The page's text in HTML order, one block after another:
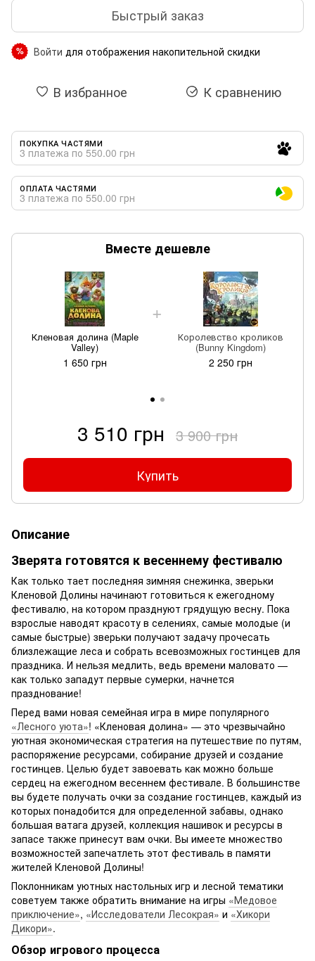
Быстрый заказ
% Войти для отображения накопительной скидки
В избранное К сравнению
ПОКУПКА ЧАСТЯМИ
3 платежа по 550.00 грн
ОПЛАТА ЧАСТЯМИ
3 платежа по 550.00 грн
Вместе дешевле
Кленовая долина (Maple
Valley)
1 650 грн
Королевство кроликов
(Bunny Kingdom)
2 250 грн
3 510 грн 3 900 грн
Купить
Описание
Зверята готовятся к весеннему фестивалю
Как только тает последняя зимняя снежинка, зверьки
Кленовой Долины начинают готовиться к ежегодному
фестивалю, на котором празднуют грядущую весну. Пока
взрослые наводят красоту в селениях, самые молодые (и
самые быстрые) зверьки получают задачу прочесать
близлежащие леса и собрать всевозможных гостинцев для
праздника. И нельзя медлить, ведь времени маловато —
как только западут первые сумерки, начнется
празднование!
Перед вами новая семейная игра в мире популярного
«Лесного уюта»! «Кленовая долина» — это чрезвычайно
уютная экономическая стратегия на путешествие по путям,
распоряжение ресурсами, собирание друзей и создание
гостинцев. Целью будет завоевать как можно больше
сердец на ежегодном весеннем фестивале. В большинстве
вы будете получать очки за создание гостинцев, каждый из
которых понадобится для определенной забавы, однако
большая ватага друзей, коллекция нашивок и ресурсы в
запасе также принесут вам очки. Вы имеете множество
возможностей запечатлеть этот фестиваль в памяти
жителей Кленовой Долины!
Поклонникам уютных настольных игр и лесной тематики
советуем также обратить внимание на игры «Медовое
приключение», «Исследователи Лесокрая» и «Хикори
Дикори».
Обзор игрового процесса